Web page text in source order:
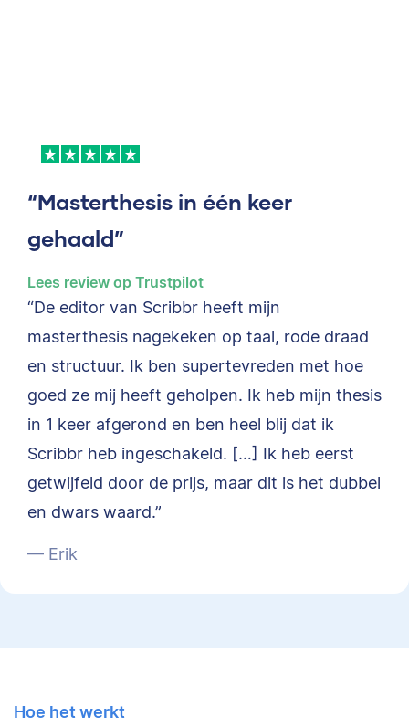
“Masterthesis in één keer
gehaald”
Lees review op Trustpilot
“De editor van Scribbr heeft mijn
masterthesis nagekeken op taal, rode draad
en structuur. Ik ben supertevreden met hoe
goed ze mij heeft geholpen. Ik heb mijn thesis
in 1 keer afgerond en ben heel blij dat ik
Scribbr heb ingeschakeld. […] Ik heb eerst
getwijfeld door de prijs, maar dit is het dubbel
en dwars waard.”
— Erik
Hoe het werkt